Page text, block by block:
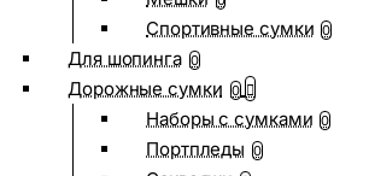
Спортивные сумки 0
Для шопинга 0
Дорожные сумки 0
Наборы с сумками 0
Портпледы 0